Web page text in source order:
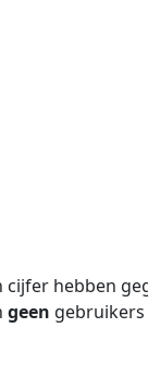
hebben
geen